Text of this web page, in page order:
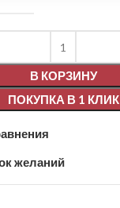
В КОРЗИНУ
ПОКУПКА В 1 КЛИК
желаний